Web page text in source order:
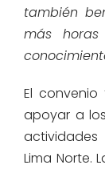
también
más
El
apoyar a
actividades
Lima Norte.